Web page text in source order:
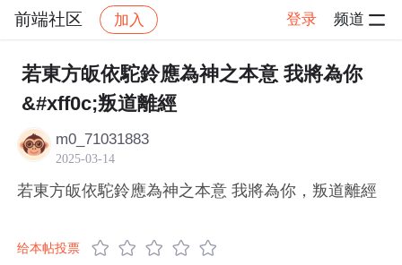
前端社区 加入 登录 频道
社区 前端社区 感慨 帖子详情
若東方皈依駝鈴應為神之本意 我將為你
&#xff0c;叛道離經
m0_71031883
2025-03-14
若東方皈依駝鈴應為神之本意 我將為你，叛道離經
给本帖投票